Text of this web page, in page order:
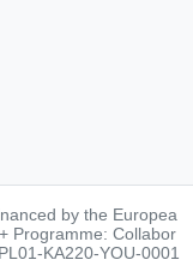
by the Europea
Programme: Collabor
KA220-YOU-0001